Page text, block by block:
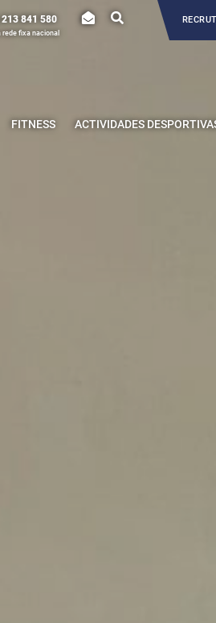
213 841 580
rede fixa nacional
FITNESS ACTIVIDADES